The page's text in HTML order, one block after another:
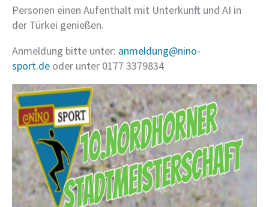
Personen einen Aufenthalt mit Unterkunft und AI in
der Türkei genießen.
Anmeldung bitte unter: anmeldung@nino-
sport.de oder unter 0177 3379834